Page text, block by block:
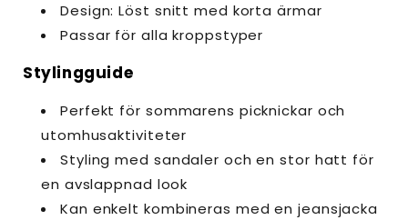
Design: Löst snitt med korta ärmar
Passar för alla kroppstyper
Stylingguide
Perfekt för sommarens picknickar och
utomhusaktiviteter
Styling med sandaler och en stor hatt för
en avslappnad look
Kan enkelt kombineras med en jeansjacka